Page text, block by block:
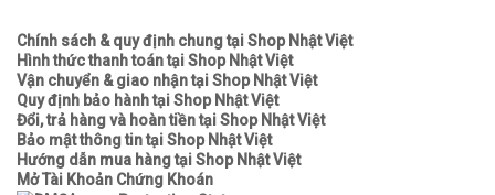
Chính sách & quy định chung tại Shop Nhật Việt
Hình thức thanh toán tại Shop Nhật Việt
Vận chuyển & giao nhận tại Shop Nhật Việt
Quy định bảo hành tại Shop Nhật Việt
Đổi, trả hàng và hoàn tiền tại Shop Nhật Việt
Bảo mật thông tin tại Shop Nhật Việt
Hướng dẫn mua hàng tại Shop Nhật Việt
Mở Tài Khoản Chứng Khoán